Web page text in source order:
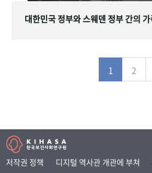
1 2
저작권 정책 디지털 역사관 개관에 부쳐